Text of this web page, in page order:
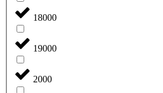
18000
19000
2000